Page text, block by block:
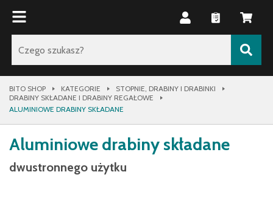
BITO SHOP KATEGORIE
STOPNIE, DRABINY I DRABINKI
DRABINY SKŁADANE I DRABINY REGAŁOWE
ALUMINIOWE DRABINY SKŁADANE
Aluminiowe drabiny składane
dwustronnego użytku